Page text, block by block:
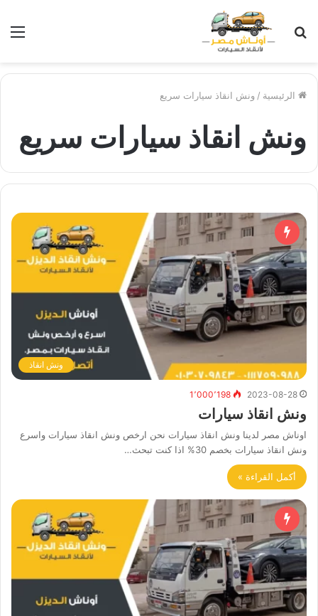
الرئيسية / ونش انقاذ سيارات سريع
ونش انقاذ سيارات سريع
ونش انقاذ
2023-08-28 1٬000٬198
ونش انقاذ سيارات
اوناش مصر لدينا ونش انقاذ سيارات نحن ارخص ونش انقاذ سيارات واسرع
ونش انقاذ سيارات بخصم 30% اذا كنت تبحث…
أكمل القراءة »